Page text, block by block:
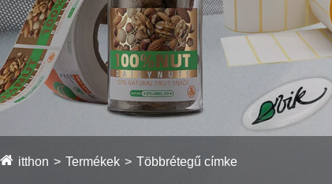
itthon Termékek Többrétegű címke